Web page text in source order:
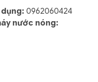
0962060424
nước nóng: